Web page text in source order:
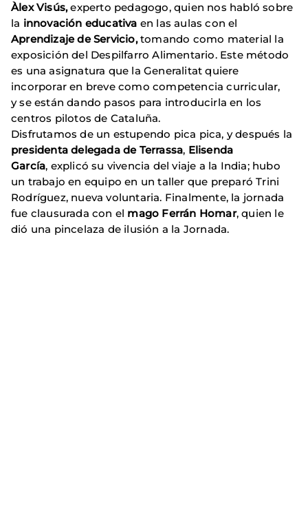
Àlex Visús,experto pedagogo, quien nos habló sobre
la innovación educativa en las aulas con el
Aprendizaje de Servicio,tomando como material la
exposición del Despilfarro Alimentario. Este método
es una asignatura que la Generalitat quiere
incorporar en breve como competencia curricular,
y se están dando pasos para introducirla en los
centros pilotos de Cataluña.
Disfrutamos de un estupendo pica pica, y después la
presidenta delegada de Terrassa, Elisenda
García, explicó su vivencia del viaje a la India; hubo
un trabajo en equipo en un taller que preparó Trini
Rodríguez, nueva voluntaria. Finalmente, la jornada
fue clausurada con el mago Ferrán Homar, quien le
dió una pincelaza de ilusión a la Jornada.